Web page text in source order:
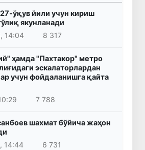
ўқув йили учун кириш
якунланади
14:04
8 317
ҳамда "Пахтакор" метро
эскалаторлардан
учун фойдаланишга қайта
7 788
шахмат бўйича жаҳон
14:44
6 731